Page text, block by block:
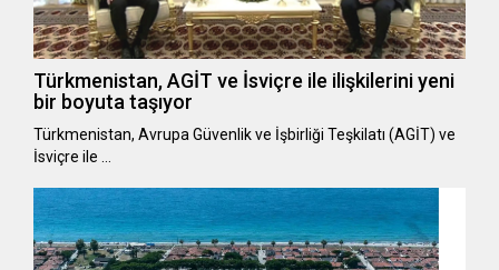
Türkmenistan, AGİT ve İsviçre ile ilişkilerini yeni
bir boyuta taşıyor
Türkmenistan, Avrupa Güvenlik ve İşbirliği Teşkilatı (AGİT) ve
İsviçre ile …